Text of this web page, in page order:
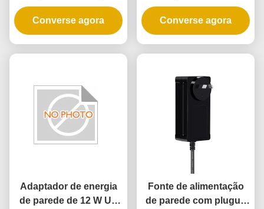
Parede com 3 anos de
garantia e múltiplas
proteções
Converse agora
certificação UL com
saída de 5V 12V 24V e
potência de 12W 24W
Converse agora
Adaptador de energia
de parede de 12 W UL
Fonte de alimentação
de parede com plugue